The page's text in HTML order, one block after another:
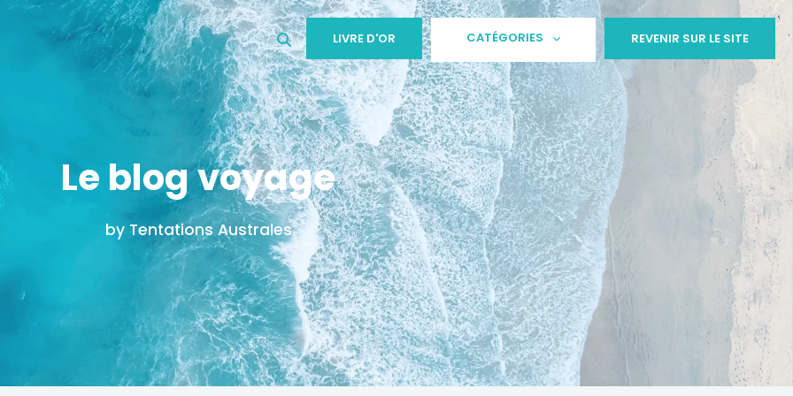
LIVRE D'OR CATÉGORIES REVENIR SUR LE SITE
Le blog voyage
by Tentations Australes